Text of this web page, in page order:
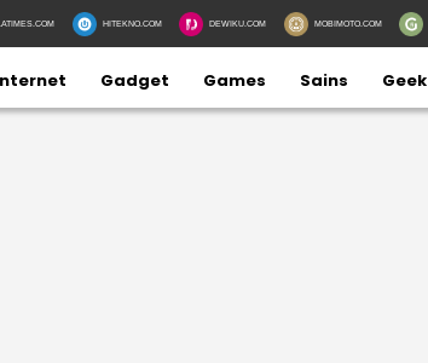
HITEKNO.COM DEWIKU.COM MOBIMOTO.COM
Gadget Games Sains Geek